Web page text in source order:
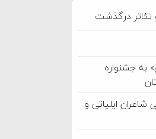
تئاتر درگذشت
به جشنواره
ایلیاتی و